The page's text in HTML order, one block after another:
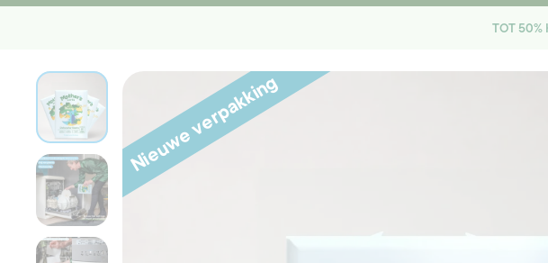
TOT 50%
productinformatie
Nieuwe verpakking